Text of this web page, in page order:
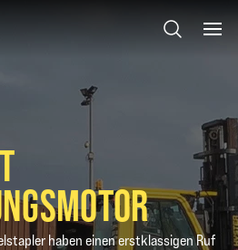
haben einen erstklassigen Ruf